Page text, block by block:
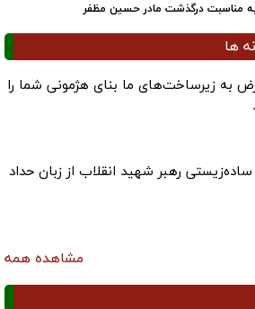
به مناسبت درگذشت مادر حسین مظفر
ها
به زیرساخت‌های ما بنای هژمونی شما را
ساده‌زیستی رهبر شهید انقلاب از زبان حداد
مشاهده همه